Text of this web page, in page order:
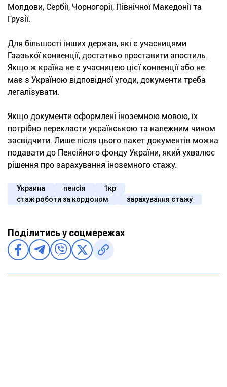
Молдови, Сербії, Чорногорії, Північної Македонії та
Грузії.
Для більшості інших держав, які є учасницями
Гаазької конвенції, достатньо проставити апостиль.
Якщо ж країна не є учасницею цієї конвенції або не
має з Україною відповідної угоди, документи треба
легалізувати.
Якщо документи оформлені іноземною мовою, їх
потрібно перекласти українською та належним чином
засвідчити. Лише після цього пакет документів можна
подавати до Пенсійного фонду України, який ухвалює
рішення про зарахування іноземного стажу.
Украина пенсія
1кр
стаж роботи за кордоном
зарахування стажу
Поділитись у соцмережах